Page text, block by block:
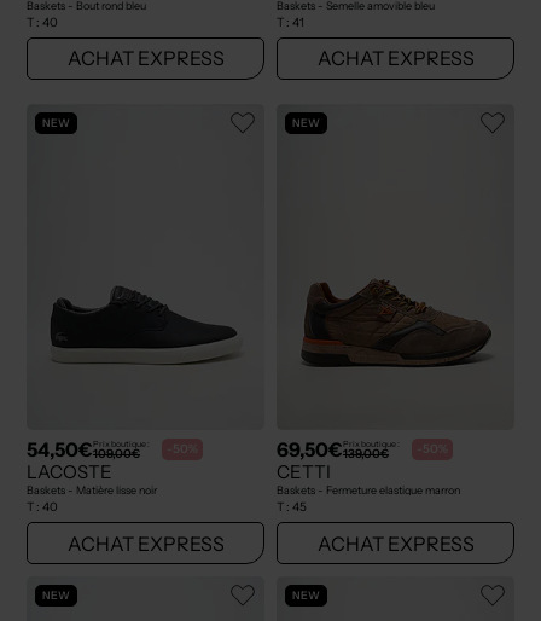
Baskets - Bout rond bleu
T : 40
ACHAT EXPRESS
Baskets - Semelle amovible bleu
T : 41
ACHAT EXPRESS
NEW
54,50€Prix boutique :
109,00€ -50%
LACOSTE
Baskets - Matière lisse noir
T : 40
ACHAT EXPRESS
NEW
69,50€Prix boutique :
139,00€ -50%
CETTI
Baskets - Fermeture elastique marron
T : 45
ACHAT EXPRESS
NEW NEW